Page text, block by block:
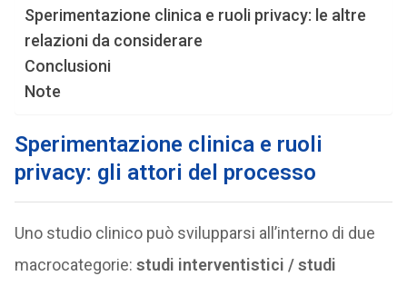
Sperimentazione clinica e ruoli privacy: le altre
relazioni da considerare
Conclusioni
Note
Sperimentazione clinica e ruoli
privacy: gli attori del processo
Uno studio clinico può svilupparsi all’interno di due
macrocategorie: studi interventistici / studi